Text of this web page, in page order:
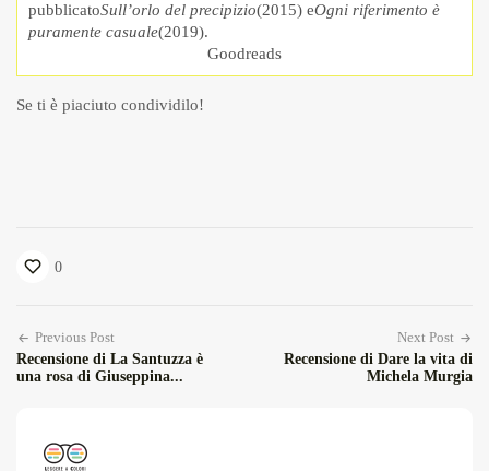
pubblicatoSull’orlo del precipizio(2015) eOgni riferimento è
puramente casuale(2019).
Goodreads
Se ti è piaciuto condividilo!
0
Previous Post
Recensione di La Santuzza è
una rosa di Giuseppina...
Next Post
Recensione di Dare la vita di
Michela Murgia